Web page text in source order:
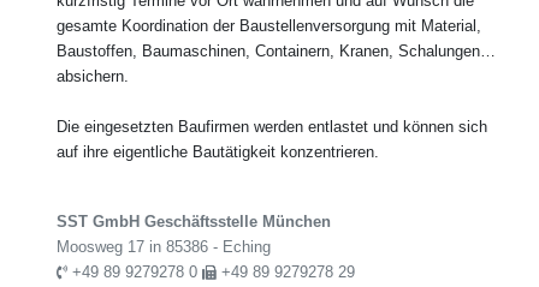
gesamte Koordination der Baustellenversorgung mit Material,
Baustoffen, Baumaschinen, Containern, Kranen, Schalungen…
absichern.
Die eingesetzten Baufirmen werden entlastet und können sich
auf ihre eigentliche Bautätigkeit konzentrieren.
SST GmbH Geschäftsstelle München
Moosweg 17 in 85386 - Eching
+49 89 9279278 0
+49 89 9279278 29